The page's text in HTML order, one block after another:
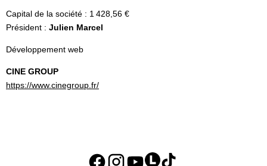
Capital de la société : 1 428,56 €
Président : Julien Marcel
Développement web
CINE GROUP
https://www.cinegroup.fr/